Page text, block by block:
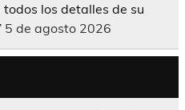
todos los detalles de su
5 de agosto 2026